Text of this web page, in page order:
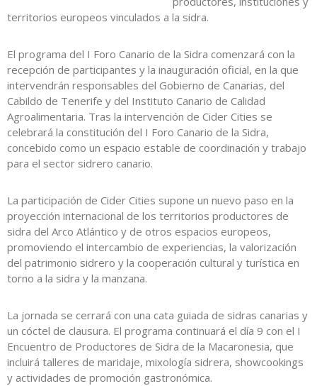
territorios europeos vinculados a la sidra.
El programa del I Foro Canario de la Sidra comenzará con la
recepción de participantes y la inauguración oficial, en la que
intervendrán responsables del Gobierno de Canarias, del
Cabildo de Tenerife y del Instituto Canario de Calidad
Agroalimentaria. Tras la intervención de Cider Cities se
celebrará la constitución del I Foro Canario de la Sidra,
concebido como un espacio estable de coordinación y trabajo
para el sector sidrero canario.
La participación de Cider Cities supone un nuevo paso en la
proyección internacional de los territorios productores de
sidra del Arco Atlántico y de otros espacios europeos,
promoviendo el intercambio de experiencias, la valorización
del patrimonio sidrero y la cooperación cultural y turística en
torno a la sidra y la manzana.
La jornada se cerrará con una cata guiada de sidras canarias y
un cóctel de clausura. El programa continuará el día 9 con el I
Encuentro de Productores de Sidra de la Macaronesia, que
incluirá talleres de maridaje, mixología sidrera, showcookings
y actividades de promoción gastronómica.